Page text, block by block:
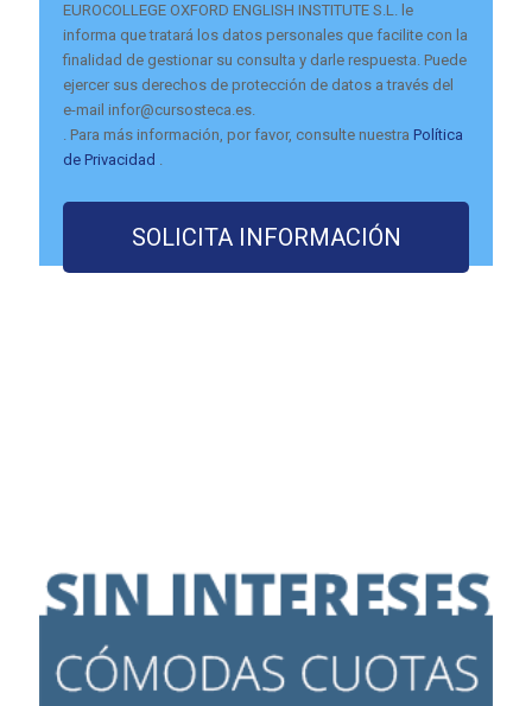
EUROCOLLEGE OXFORD ENGLISH INSTITUTE S.L. le
informa que tratará los datos personales que facilite con la
finalidad de gestionar su consulta y darle respuesta. Puede
ejercer sus derechos de protección de datos a través del
e-mail infor@cursosteca.es.
. Para más información, por favor, consulte nuestra Política
de Privacidad .